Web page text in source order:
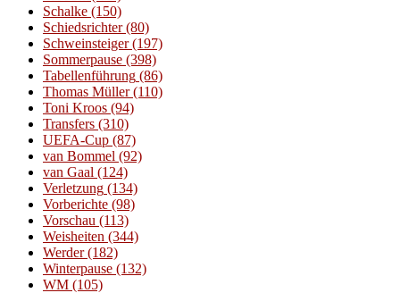
Schalke (150)
Schiedsrichter(80)
Schweinsteiger(197)
Sommerpause (398)
Tabellenführung (86)
Thomas Müller(110)
Toni Kroos (94)
Transfers (310)
UEFA-Cup (87)
van Bommel (92)
van Gaal (124)
Verletzung (134)
Vorberichte (98)
Vorschau (113)
Weisheiten (344)
Werder(182)
Winterpause (132)
WM (105)